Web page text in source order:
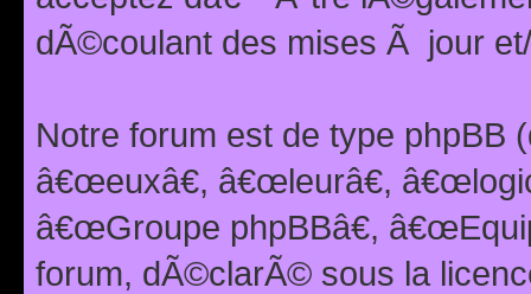
dÃ©coulant des mises Ã jour
Notre forum est de type phpBB
â€œeuxâ€, â€œleurâ€,
â€œGroupe phpBBâ€,
forum, dÃ©clarÃ© sous la